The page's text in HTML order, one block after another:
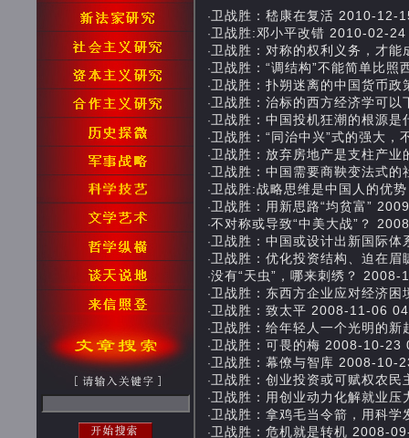
·卫战胜：嵇康在复活 2010-12-
·卫战胜:邓小平改错 2010-02-
·卫战胜：对称的权利义务，才
·卫战胜：“调结构”不能简单比
·卫战胜：扑朔迷离的中国货币
·卫战胜：治标的西方经济学可
·卫战胜：中国投机狂潮的根源
·卫战胜：“同治中兴”式的强大
·卫战胜：放弃房地产是支柱产
·卫战胜：中国需要商鞅变法式
·卫战胜:战略思维是中国人的优
·卫战胜：用新思路“均贫富”
·不对称或导致“中美大战”？
·卫战胜：中国或设计出新国际
·卫战胜：优化投资结构、迫在
·没有“天虫”，哪来刺绣？
·卫战胜：东西方企业应对经济
·卫战胜：致太平 2008-11-06
·卫战胜：给年轻人一个光明的
·卫战胜：可畏的梅 2008-10-23
·卫战胜：幕僚与智库 2008-10-
·卫战胜：创业投资或可赋权农
·卫战胜：用创业动力化解就业
·卫战胜：拿鸡毛当令箭，用科
·卫战胜：危机就是转机 2008-